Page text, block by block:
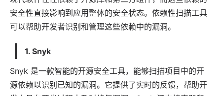
安全性直接影响到应用整体的安全状态。依赖性扫描工具
可以帮助开发者识别和管理这些依赖中的漏洞。
1. Snyk
Snyk 是一款智能的开源安全工具，能够扫描项目中的开
源依赖以识别已知的漏洞。它提供了实时的反馈，帮助开